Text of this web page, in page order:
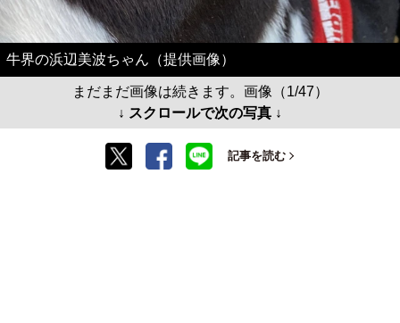
牛界の浜辺美波ちゃん（提供画像）
まだまだ画像は続きます。画像（1/47）
↓ スクロールで次の写真 ↓
記事を読む